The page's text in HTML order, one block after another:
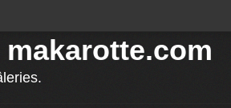
makarotte.com